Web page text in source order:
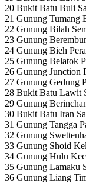
20 Bukit Batu Buli
21 Gunung Tumang
22 Gunung Bilah
23 Gunung
24 Gunung Bieh
25 Gunung Belatok
26 Gunung Junction
27 Gunung Gedung
28 Bukit Batu Lawit
29 Gunung
30 Bukit Batu Iran
31 Gunung Tangga
32 Gunung
33 Gunung Shoid
34 Gunung Hulu
35 Gunung Lamaku
36 Gunung Liang